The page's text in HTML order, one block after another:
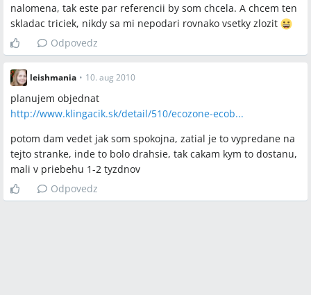
nalomena, tak este par referencii by som chcela. A chcem ten
skladac triciek, nikdy sa mi nepodari rovnako vsetky zlozit
Odpovedz
leishmania • 10. aug 2010
planujem objednat
http://www.klingacik.sk/detail/510/ecozone-ecob...
potom dam vedet jak som spokojna, zatial je to vypredane na
tejto stranke, inde to bolo drahsie, tak cakam kym to dostanu,
mali v priebehu 1-2 tyzdnov
Odpovedz